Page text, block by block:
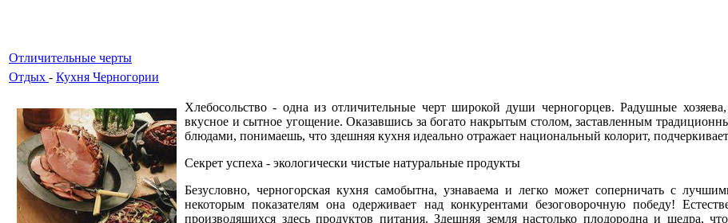
Отличительные черты
Отдых - Кухня Черногории
Хлебосольство - одна из отличительные черт широкой души черногорцев. Радушные
вкусное и сытное угощение. Оказавшись за богато накрытым столом, заставленным
блюдами, понимаешь, что здешняя кухня идеально отражает национальный колорит,
Секрет успеха - экологически чистые натуральные продукты
Безусловно, черногорская кухня самобытна, узнаваема и легко может соперничать с
некоторым показателям она одерживает над конкурентами безоговорочную победу!
производящихся здесь продуктов питания. Здешняя земля настолько плодородна и щедра,